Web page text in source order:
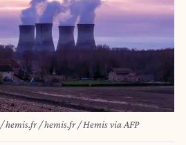
hemis.fr / hemis.fr / Hemis via AFP